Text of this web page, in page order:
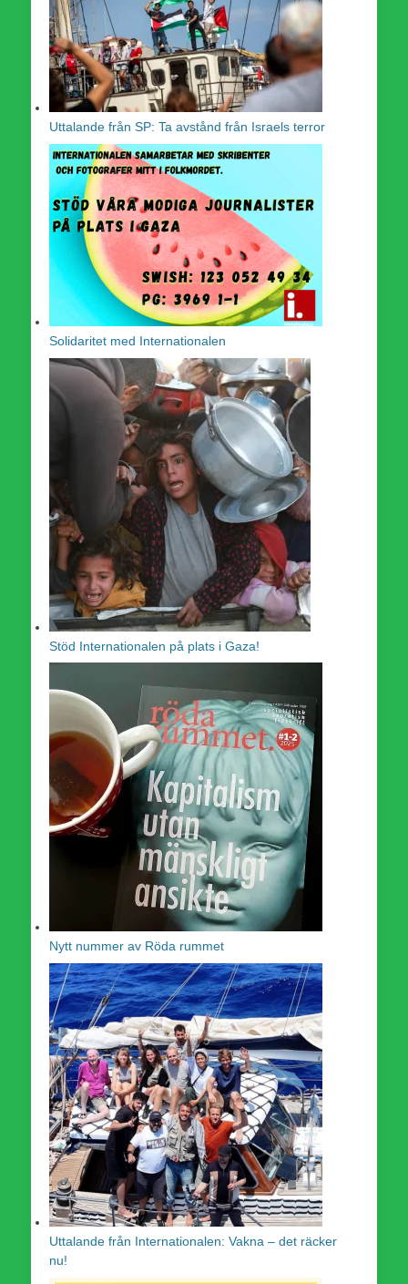
Uttalande från SP: Ta avstånd från Israels terror
Solidaritet med Internationalen
Stöd Internationalen på plats i Gaza!
Nytt nummer av Röda rummet
Uttalande från Internationalen: Vakna – det räcker
nu!